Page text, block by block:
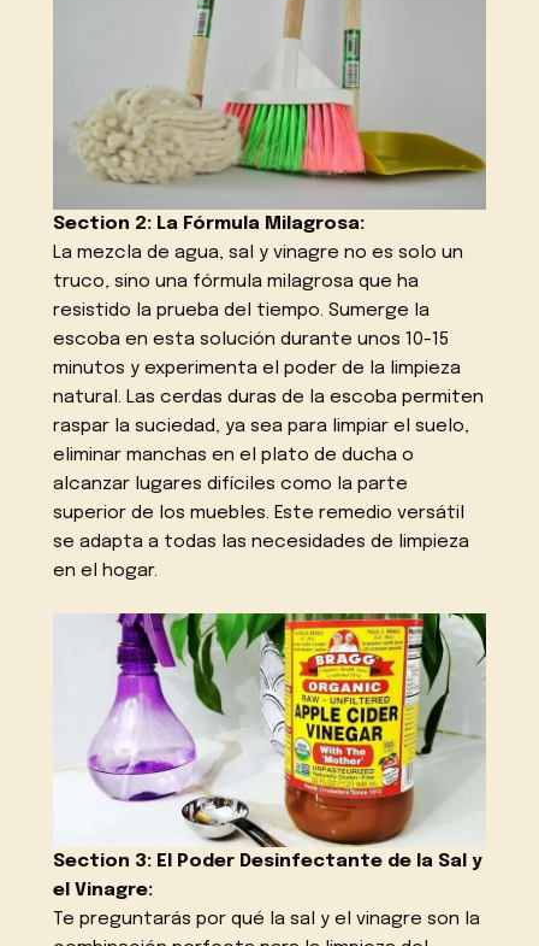
Section 2: La Fórmula Milagrosa:
La mezcla de agua, sal y vinagre no es solo un
truco, sino una fórmula milagrosa que ha
resistido la prueba del tiempo. Sumerge la
escoba en esta solución durante unos 10-15
minutos y experimenta el poder de la limpieza
natural. Las cerdas duras de la escoba permiten
raspar la suciedad, ya sea para limpiar el suelo,
eliminar manchas en el plato de ducha o
alcanzar lugares difíciles como la parte
superior de los muebles. Este remedio versátil
se adapta a todas las necesidades de limpieza
en el hogar.
Section 3: El Poder Desinfectante de la Sal y
el Vinagre:
Te preguntarás por qué la sal y el vinagre son la